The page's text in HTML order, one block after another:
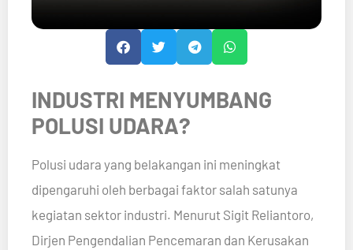
INDUSTRI MENYUMBANG
POLUSI UDARA?
Polusi udara yang belakangan ini meningkat
dipengaruhi oleh berbagai faktor salah satunya
kegiatan sektor industri. Menurut Sigit Reliantoro,
Dirjen Pengendalian Pencemaran dan Kerusakan